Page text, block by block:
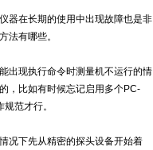
器在长期的使用中出现故障也是非
法有哪些。
出现执行命令时测量机不运行的情
，比如有时候忘记启用多个PC-
范才行。
况下先从精密的探头设备开始着